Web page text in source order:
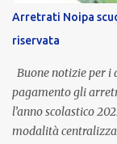
stipendio
dall’autonomia
compenso
aggiornata
Arretrati Noipa
riservata
Buone notizie per i
pagamento gli
l’anno scolastico
modalità